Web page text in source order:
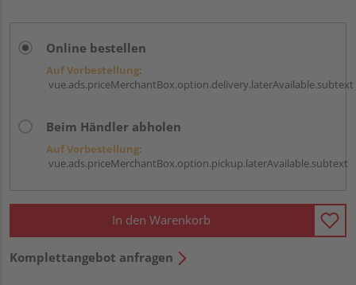
Online bestellen
Auf Vorbestellung:
vue.ads.priceMerchantBox.option.delivery.laterAvailable.subtext
Beim Händler abholen
Auf Vorbestellung:
vue.ads.priceMerchantBox.option.pickup.laterAvailable.subtext
In den Warenkorb
Komplettangebot anfragen